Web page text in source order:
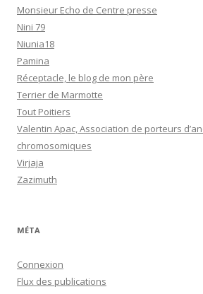
Monsieur Echo de Centre presse
Nini 79
Niunia18
Pamina
Réceptacle, le blog de mon père
Terrier de Marmotte
Tout Poitiers
Valentin Apac, Association de porteurs
chromosomiques
Virjaja
Zazimuth
MÉTA
Connexion
Flux des publications